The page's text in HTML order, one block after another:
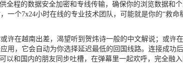
全程的数据安全加密和专线传输，确保你的浏览数据和
个7x24小时在线的专业技术团队，可能就是你的“救命
许在越南出差，渴望听到贺炜诗一般的中文解说；或
用，它会自动为你选择延迟最低的回国线路。连接成功
以和国内的朋友同步吐槽，在弹幕里一起欢呼，完全